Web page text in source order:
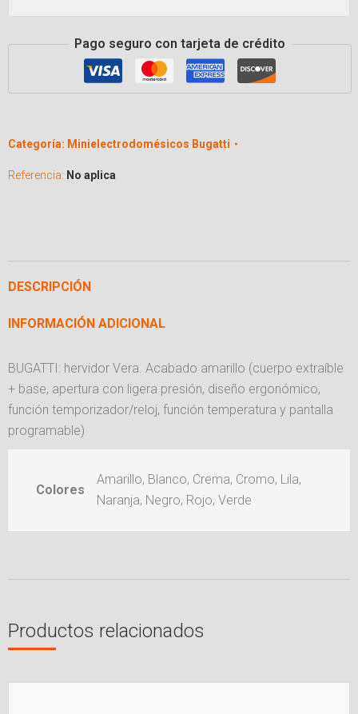
Pago seguro con tarjeta de crédito
Categoría: Minielectrodomésicos Bugatti
Referencia: No aplica
DESCRIPCIÓN
INFORMACIÓN ADICIONAL
BUGATTI: hervidor Vera. Acabado amarillo (cuerpo extraíble
+ base, apertura con ligera presión, diseño ergonómico,
función temporizador/reloj, función temperatura y pantalla
programable)
Colores
Amarillo, Blanco, Crema, Cromo, Lila,
Naranja, Negro, Rojo, Verde
Productos relacionados